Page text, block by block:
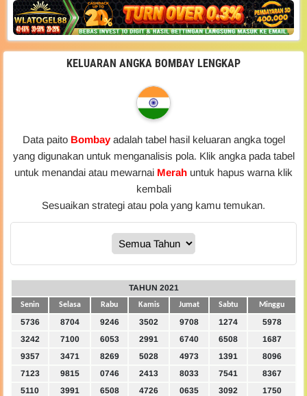
KELUARAN ANGKA BOMBAY LENGKAP
Data paito Bombayadalah tabel hasil keluaran angka togel
yang digunakan untuk menganalisis pola. Klik angka pada tabel
untuk menandai atau mewarnai Merah untuk hapus warna klik
kembali
Sesuaikan strategi atau pola yang kamu temukan.
TAHUN 2021
Senin Selasa Rabu Kamis Jumat Sabtu Minggu
5736 8704 9246 3502 9708 1274
5978
3242
7100 6053 2991 6740 6508
1687
9357
3471 8269 5028 4973 1391
8096
7123
9815 0746 2413 8033 7541
8367
5110
3991 6508 4726 0635 3092
1750